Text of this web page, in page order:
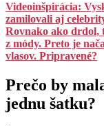
Videoinšpirácia:
zamilovali aj
Rovnako ako drdol,
z módy. Preto je
vlasov. Pripravené?
Prečo by
jednu šatku?